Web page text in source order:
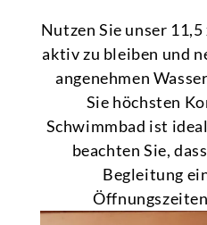
Nutzen Sie unser
aktiv zu bleiben und
angenehmen
Sie höchsten
Schwimmbad ist
beachten Sie,
Begleitung